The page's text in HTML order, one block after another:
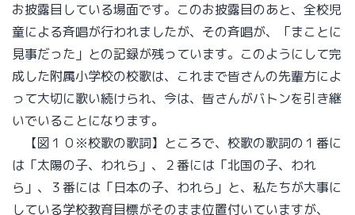
お披露目している場面です。このお披露目のあと、全校児
童による斉唱が行われましたが、その斉唱が、「まことに
見事だった」との記録が残っています。このようにして完
成した附属小学校の校歌は、これまで皆さんの先輩方によ
って大切に歌い続けられ、今は、皆さんがバトンを引き継
いでいることになります。
【図１０※校歌の歌詞】ところで、校歌の歌詞の１番に
は「太陽の子、われら」、２番には「北国の子、われ
ら」、３番には「日本の子、われら」と、私たちが大事に
している学校教育目標がそのまま位置付いていますが、